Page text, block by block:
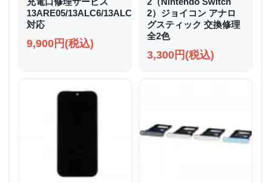
13ARE05/13ALC6/13ALC7/13ABR8
対応
9,900円(税込)
2）ジョイコン アナロ
グスティック 交換修理
全2色
3,300円(税込)